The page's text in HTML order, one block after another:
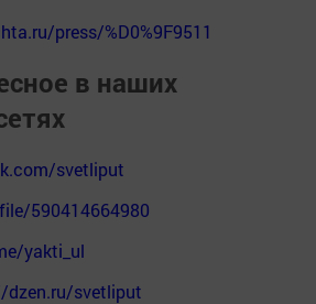
press/%D0%9F9511
в наших
svetliput
590414664980
yakti_ul
svetliput